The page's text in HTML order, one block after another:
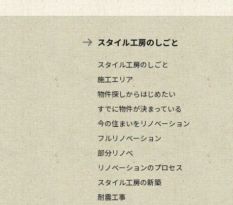
スタイル工房のしごと
スタイル工房のしごと
施工エリア
物件探しからはじめたい
すでに物件が決まっている
今の住まいをリノベーション
フルリノベーション
部分リノベ
リノベーションのプロセス
スタイル工房の新築
耐震工事